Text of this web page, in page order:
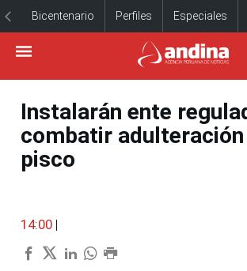
Bicentenario Perfiles Especiales
Instalarán ente
combatir adulteración
pisco
14:00 |